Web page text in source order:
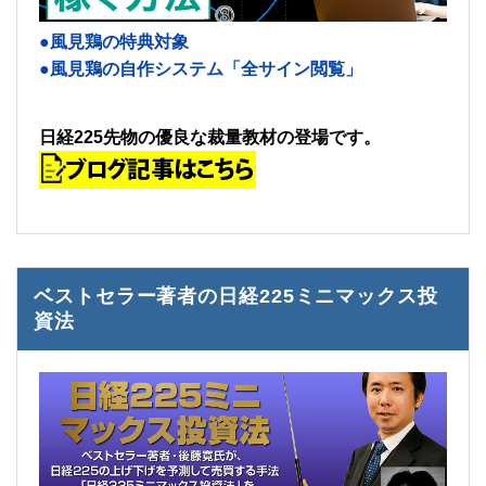
●風見鶏の特典対象
●風見鶏の自作システム「全サイン閲覧」
日経225先物の優良な裁量教材の登場です。
ベストセラー著者の日経225ミニマックス投
資法